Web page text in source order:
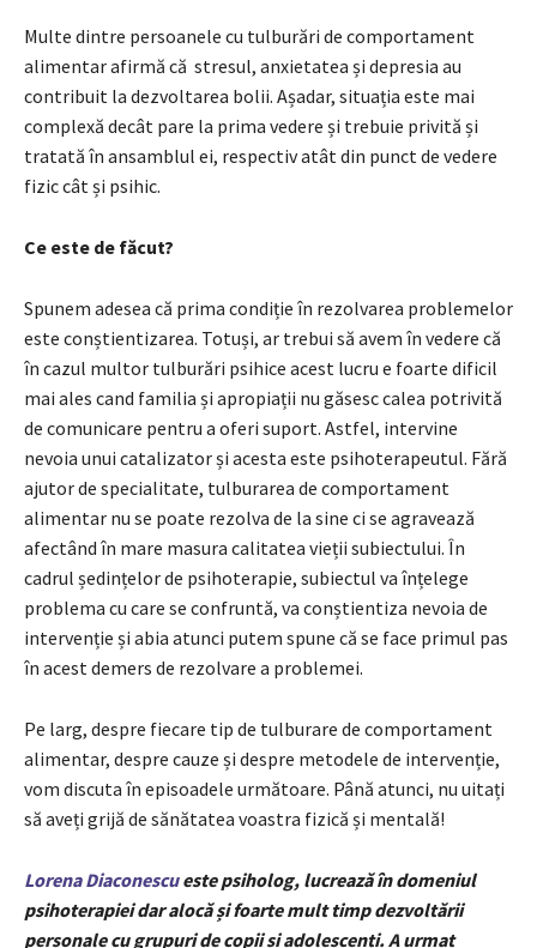
Multe dintre persoanele cu tulburări de comportament
alimentar afirmă că stresul, anxietatea și depresia au
contribuit la dezvoltarea bolii. Așadar, situația este mai
complexă decât pare la prima vedere și trebuie privită și
tratată în ansamblul ei, respectiv atât din punct de vedere
fizic cât și psihic.
Ce este de făcut?
Spunem adesea că prima condiție în rezolvarea problemelor
este conștientizarea. Totuși, ar trebui să avem în vedere că
în cazul multor tulburări psihice acest lucru e foarte dificil
mai ales cand familia și apropiații nu găsesc calea potrivită
de comunicare pentru a oferi suport. Astfel, intervine
nevoia unui catalizator și acesta este psihoterapeutul. Fără
ajutor de specialitate, tulburarea de comportament
alimentar nu se poate rezolva de la sine ci se agravează
afectând în mare masura calitatea vieții subiectului. În
cadrul ședințelor de psihoterapie, subiectul va înțelege
problema cu care se confruntă, va conștientiza nevoia de
intervenție și abia atunci putem spune că se face primul pas
în acest demers de rezolvare a problemei.
Pe larg, despre fiecare tip de tulburare de comportament
alimentar, despre cauze și despre metodele de intervenție,
vom discuta în episoadele următoare. Până atunci, nu uitați
să aveți grijă de sănătatea voastra fizică și mentală!
Lorena Diaconescueste psiholog, lucrează în domeniul
psihoterapiei dar alocă și foarte mult timp dezvoltării
personale cu grupuri de copii și adolescenți. A urmat